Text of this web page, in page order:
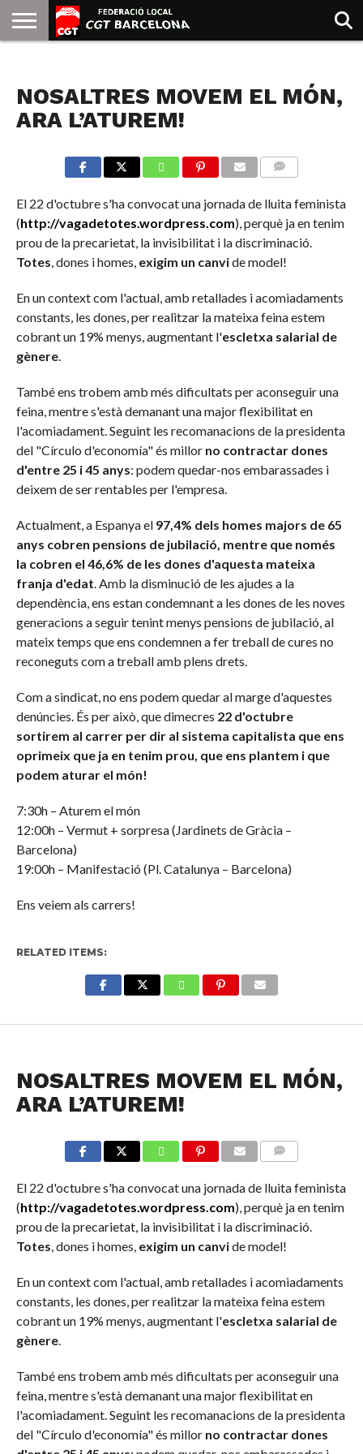
GOLDMAN
NOSALTRES MOVEM EL MÓN,
ARA L’ATUREM!
El 22 d'octubre s'ha convocat una jornada de lluita feminista
(http://vagadetotes.wordpress.com), perquè ja en tenim
prou de la precarietat, la invisibilitat i la discriminació.
Totes, dones i homes, exigim un canvide model!
En un context com l'actual, amb retallades i acomiadaments
constants, les dones, per realitzar la mateixa feina estem
cobrant un 19% menys, augmentant l'escletxa salarial de
gènere.
També ens trobem amb més dificultats per aconseguir una
feina, mentre s'està demanant una major flexibilitat en
l'acomiadament. Seguint les recomanacions de la presidenta
del "Círculo d'economía" és millor no contractar dones
d'entre 25 i 45 anys: podem quedar-nos embarassades i
deixem de ser rentables per l'empresa.
Actualment, a Espanya el 97,4% dels homes majors de 65
anys cobren pensions de jubilació, mentre que només
la cobren el 46,6% de les dones d'aquesta mateixa
franja d'edat. Amb la disminució de les ajudes a la
dependència, ens estan condemnant a les dones de les noves
generacions a seguir tenint menys pensions de jubilació, al
mateix temps que ens condemnen a fer treball de cures no
reconeguts com a treball amb plens drets.
Com a sindicat, no ens podem quedar al marge d'aquestes
denúncies. És per això, que dimecres 22 d'octubre
sortirem al carrer per dir al sistema capitalista que ens
oprimeix que ja en tenim prou, que ens plantem i que
podem aturar el món!
7:30h – Aturem el món
12:00h – Vermut + sorpresa (Jardinets de Gràcia –
Barcelona)
19:00h – Manifestació (Pl. Catalunya – Barcelona)
Ens veiem als carrers!
RELATED ITEMS:
NOSALTRES MOVEM EL MÓN,
ARA L’ATUREM!
El 22 d'octubre s'ha convocat una jornada de lluita feminista
(http://vagadetotes.wordpress.com), perquè ja en tenim
prou de la precarietat, la invisibilitat i la discriminació.
Totes, dones i homes, exigim un canvide model!
En un context com l'actual, amb retallades i acomiadaments
constants, les dones, per realitzar la mateixa feina estem
cobrant un 19% menys, augmentant l'escletxa salarial de
gènere.
També ens trobem amb més dificultats per aconseguir una
feina, mentre s'està demanant una major flexibilitat en
l'acomiadament. Seguint les recomanacions de la presidenta
del "Círculo d'economía" és millor no contractar dones